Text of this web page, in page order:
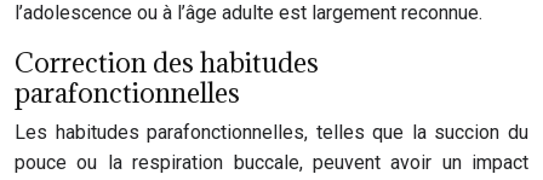
l’adolescence ou à l’âge adulte est largement reconnue.
Correction des habitudes
parafonctionnelles
Les habitudes parafonctionnelles, telles que la succion du
pouce ou la respiration buccale, peuvent avoir un impact